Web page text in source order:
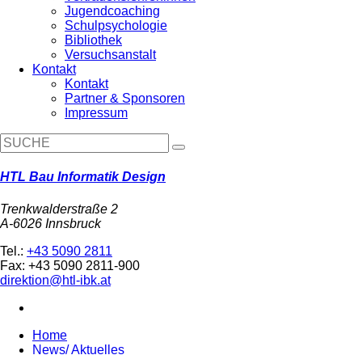
Jugendcoaching
Schulpsychologie
Bibliothek
Versuchsanstalt
Kontakt
Kontakt
Partner & Sponsoren
Impressum
HTL Bau Informatik Design
Trenkwalderstraße 2
A-6026 Innsbruck
Tel.: +43 5090 2811
Fax: +43 5090 2811-900
direktion@htl-ibk.at
Home
News/ Aktuelles